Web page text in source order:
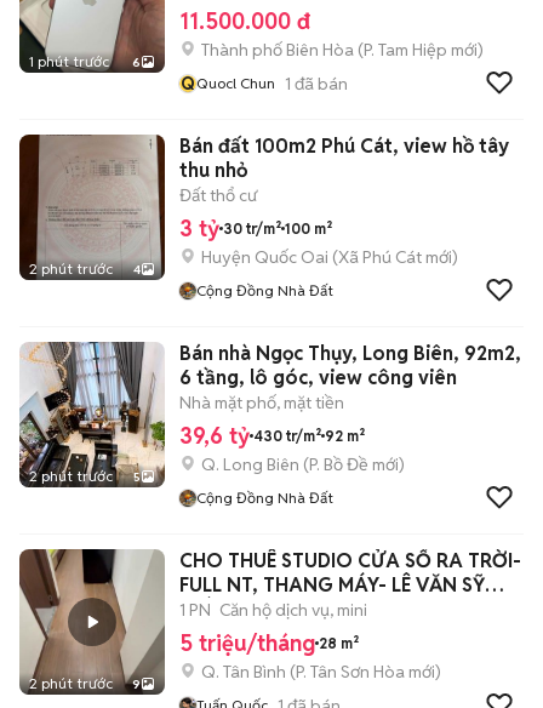
1 phút trước 6
11.500.000 đ
Thành phố Biên Hòa (P. Tam Hiệp mới)
QQuocl Chun 1 đã bán
2 phút trước 4
Bán đất 100m2 Phú Cát, view hồ tây
thu nhỏ
Đất thổ cư
3 tỷ 30 tr/m² 100 m²
Huyện Quốc Oai (Xã Phú Cát mới)
Cộng Đồng Nhà Đất
2 phút trước 5
Bán nhà Ngọc Thụy, Long Biên, 92m2,
6 tầng, lô góc, view công viên
Nhà mặt phố, mặt tiền
39,6 tỷ 430 tr/m² 92 m²
Q. Long Biên (P. Bồ Đề mới)
Cộng Đồng Nhà Đất
2 phút trước 9
CHO THUÊ STUDIO CỬA SỔ RA TRỜI-
FULL NT, THANG MÁY- LÊ VĂN SỸ
GIÁP Q3
1 PN Căn hộ dịch vụ, mini
5 triệu/tháng 28 m²
Q. Tân Bình (P. Tân Sơn Hòa mới)